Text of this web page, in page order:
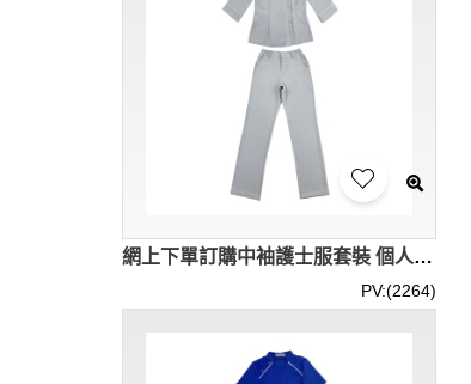
網上下單訂購中袖護士服套裝 個人設計V領垂直感下擺 側開設計 美容師工作服 SKU056
PV:(2264)